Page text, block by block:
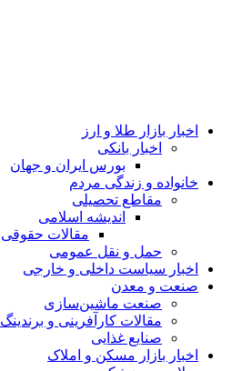
اخبار بازار طلا و ارز
اخبار بانکی
بورس ایران و جهان
خانواده و زندگی مردم
مقاطع تحصیلی
اندیشه اسلامی
مقالات حقوقی
حمل و نقل عمومی
اخبار سیاست داخلی و خارجی
صنعت و معدن
صنعت ماشین‌سازی
مقالات کارآفرینی و برندینگ
صنایع غذایی
اخبار بازار مسکن و املاک